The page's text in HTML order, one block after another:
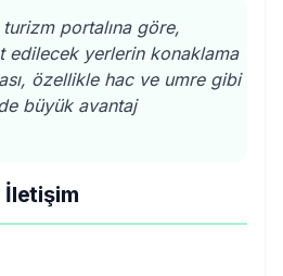
portalına göre,
edilecek yerlerin konaklama
özellikle hac ve umre gibi
büyük avantaj
İletişim